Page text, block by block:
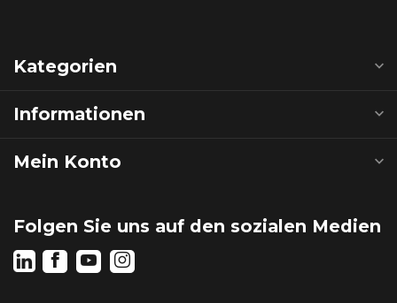
Kategorien
Informationen
Mein Konto
Folgen Sie uns auf den sozialen Medien